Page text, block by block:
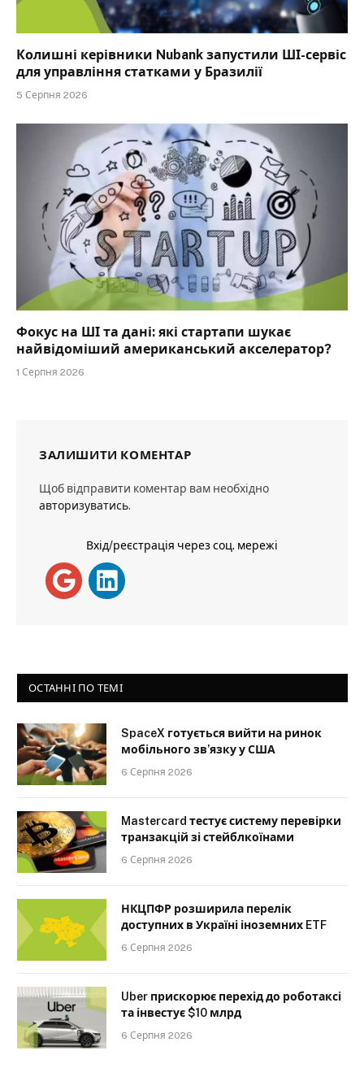
Колишні керівники Nubank запустили ШІ-сервіс
для управління статками у Бразилії
5 Серпня 2026
Фокус на ШІ та дані: які стартапи шукає
найвідоміший американський акселератор?
1 Серпня 2026
ЗАЛИШИТИ КОМЕНТАР
Щоб відправити коментар вам необхідно
авторизуватись.
Вхід/реєстрація через соц. мережі
ОСТАННІ ПО ТЕМІ
SpaceX готується вийти на ринок
мобільного зв’язку у США
6 Серпня 2026
Mastercard тестує систему перевірки
транзакцій зі стейблкоїнами
6 Серпня 2026
НКЦПФР розширила перелік
доступних в Україні іноземних ETF
6 Серпня 2026
Uber прискорює перехід до роботаксі
та інвестує $10 млрд
6 Серпня 2026